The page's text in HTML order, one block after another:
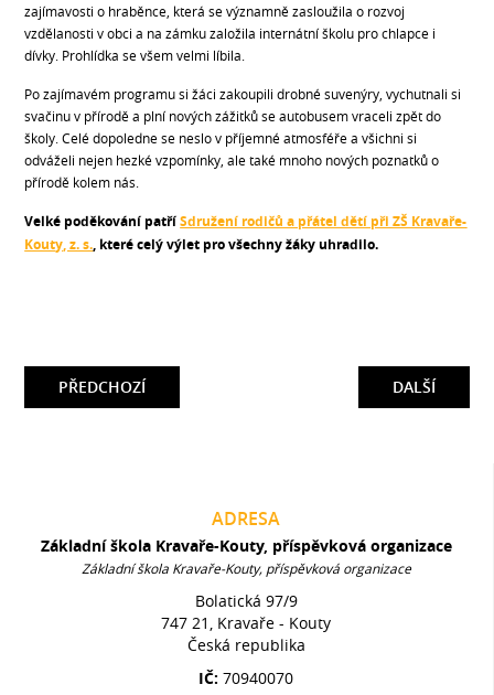
zajímavosti o hraběnce, která se významně zasloužila o rozvoj
vzdělanosti v obci a na zámku založila internátní školu pro chlapce i
dívky. Prohlídka se všem velmi líbila.
Po zajímavém programu si žáci zakoupili drobné suvenýry, vychutnali si
svačinu v přírodě a plní nových zážitků se autobusem vraceli zpět do
školy. Celé dopoledne se neslo v příjemné atmosféře a všichni si
odváželi nejen hezké vzpomínky, ale také mnoho nových poznatků o
přírodě kolem nás.
Velké poděkování patříSdružení rodičů a přátel dětí při ZŠ Kravaře-
Kouty, z. s., které celý výlet pro všechny žáky uhradilo.
DALŠÍ
PŘEDCHOZÍ
ADRESA
Základní škola Kravaře-Kouty, příspěvková organizace
Základní škola Kravaře-Kouty, příspěvková organizace
Bolatická 97/9
747 21, Kravaře - Kouty
Česká republika
IČ:70940070